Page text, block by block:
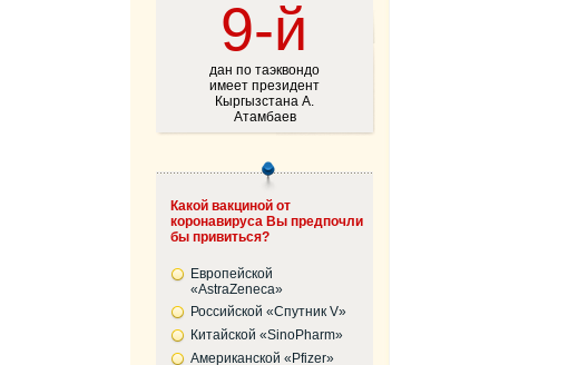
9-й
дан по таэквондо
имеет президент
Кыргызстана А.
Атамбаев
Какой вакциной от
коронавируса Вы предпочли
бы привиться?
Европейской
«AstraZeneca»
Российской «Спутник V»
Китайской «SinoPharm»
Американской «Pfizer»